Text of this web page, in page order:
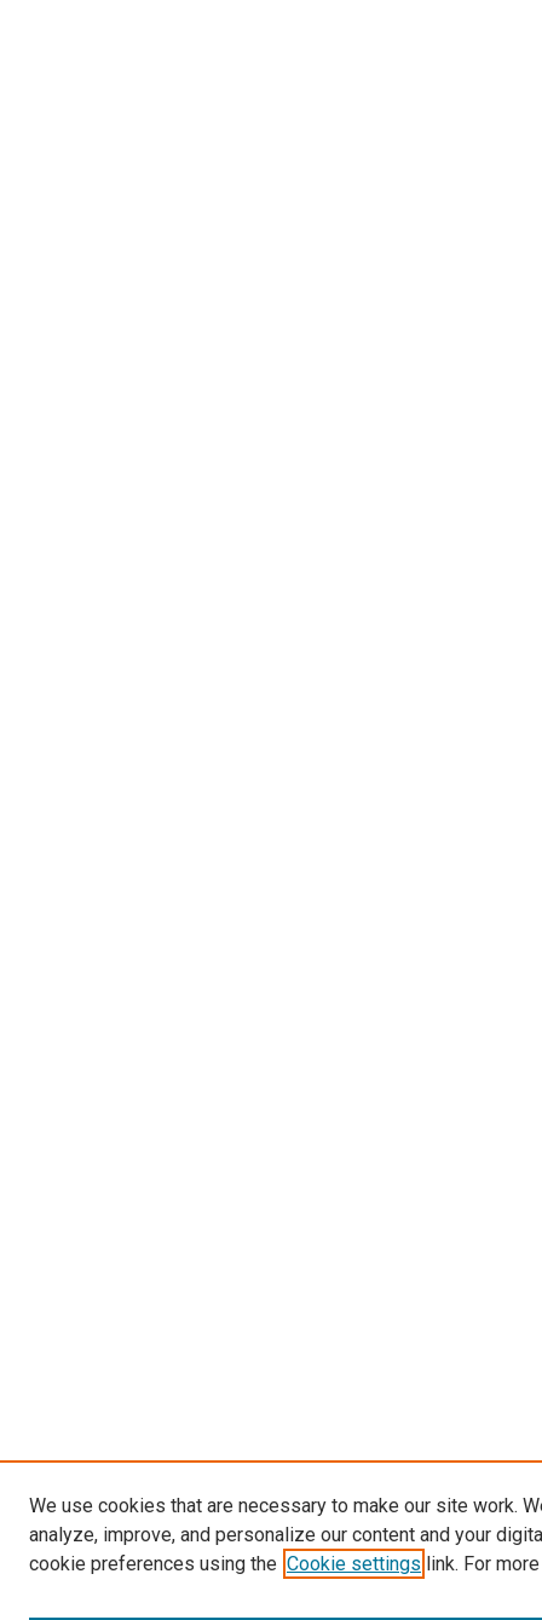
We use cookies that are necessary to make our site work.
analyze, improve, and personalize our content and your
cookie preferences using the Cookie settings link. For